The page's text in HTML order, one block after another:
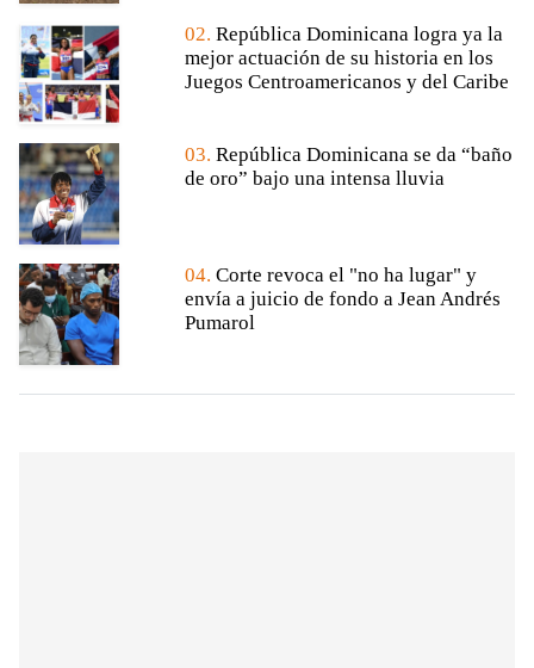
02. República Dominicana logra ya la
mejor actuación de su historia en los
Juegos Centroamericanos y del Caribe
03. República Dominicana se da “baño
de oro” bajo una intensa lluvia
04. Corte revoca el "no ha lugar" y
envía a juicio de fondo a Jean Andrés
Pumarol